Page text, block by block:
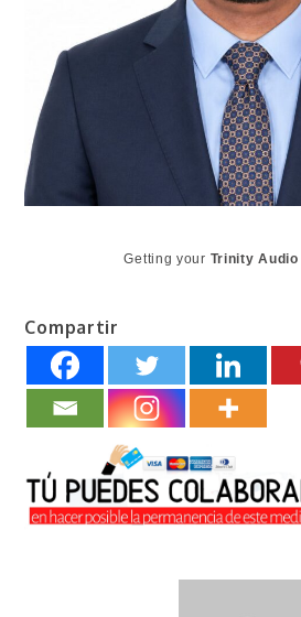
Getting your Trinity Audio
Compartir